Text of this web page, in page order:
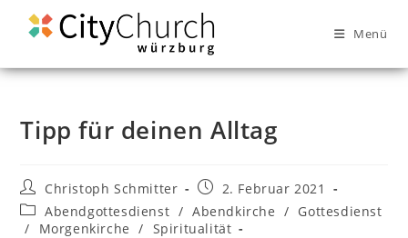
Menü
Tipp für deinen Alltag
Christoph Schmitter
2. Februar 2021
Abendgottesdienst / Abendkirche / Gottesdienst
/
Morgenkirche / Spiritualität